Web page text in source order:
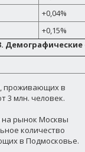
+0,04%
+0,15%
проживающих в
3 млн. человек.
на рынок Москвы
количество
в Подмосковье.